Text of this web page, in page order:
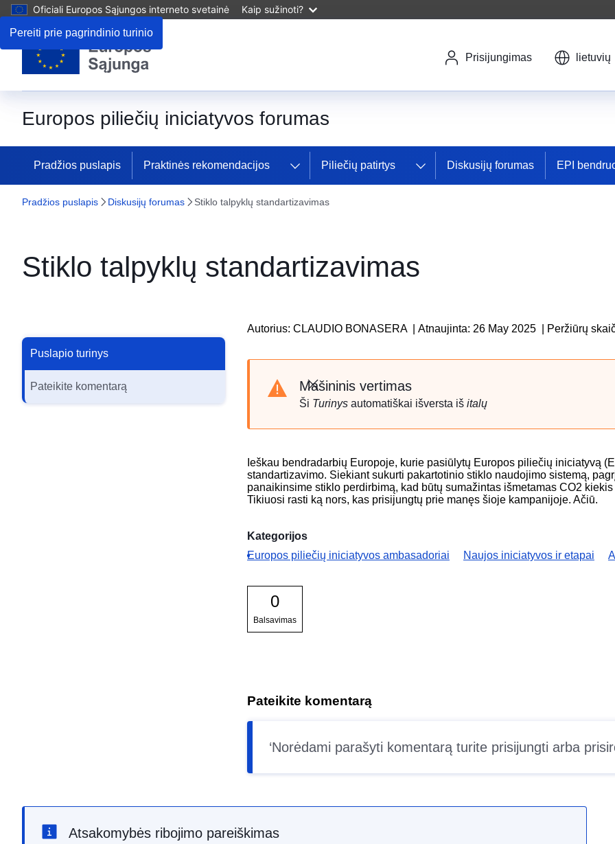
Pereiti prie pagrindinio turinio
Oficiali Europos Sąjungos interneto svetainė Kaip sužinoti?
Prisijungimas lietuvių
Europos piliečių iniciatyvos forumas
Pradžios puslapis Praktinės rekomendacijos Piliečių patirtys Diskusijų forumas EPI
Pradžios puslapis Diskusijų forumas Stiklo talpyklų standartizavimas
Stiklo talpyklų standartizavimas
Puslapio turinys
Pateikite komentarą
Autorius: CLAUDIO BONASERA Atnaujinta: 26 May 2025 Peržiūrų
Uždaryti
Mašininis vertimas
Ši Turinys automatiškai išversta iš italų
Ieškau bendradarbių Europoje, kurie pasiūlytų Europos piliečių iniciatyvą
standartizavimo. Siekiant sukurti pakartotinio stiklo naudojimo sistemą,
panaikinsime stiklo perdirbimą, kad būtų sumažintas išmetamas CO2
Tikiuosi rasti ką nors, kas prisijungtų prie manęs šioje kampanijoje. Ačiū.
Kategorijos
Europos piliečių iniciatyvos ambasadoriai
Naujos iniciatyvos ir etapai
0
Balsavimas
Pateikite komentarą
Norėdami parašyti komentarą turite prisijungti arba
Atsakomybės ribojimo pareiškimas